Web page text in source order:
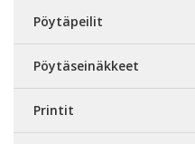
Pöytäpeilit
Pöytäseinäkkeet
Printit